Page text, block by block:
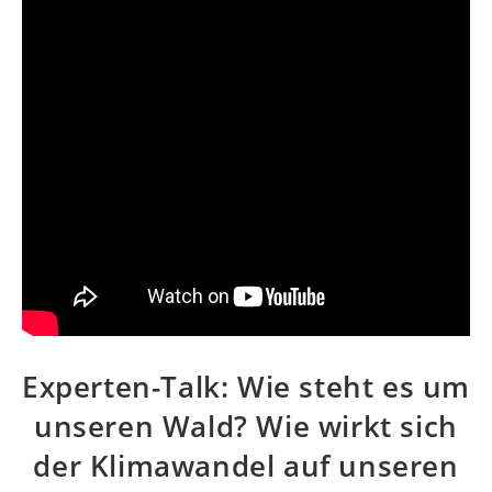
Experten-Talk: Wie steht es um
unseren Wald? Wie wirkt sich
der Klimawandel auf unseren